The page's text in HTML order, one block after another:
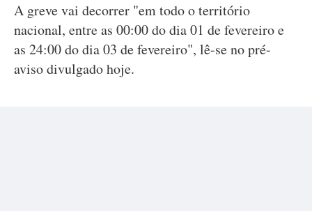
A greve vai decorrer "em todo o território
nacional, entre as 00:00 do dia 01 de fevereiro e
as 24:00 do dia 03 de fevereiro", lê-se no pré-
aviso divulgado hoje.